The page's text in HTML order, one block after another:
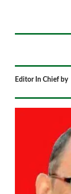
Editor In Chief by